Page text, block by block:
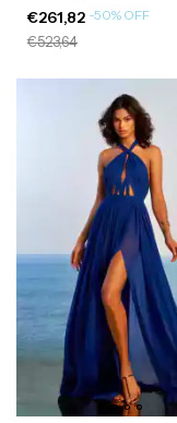
€261,82 -50% OFF
€523,64